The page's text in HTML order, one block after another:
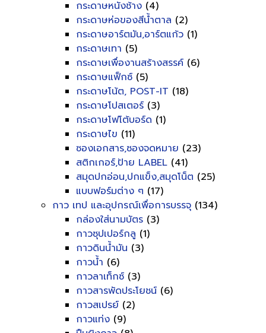
กระดาษหนังช้าง (4)
กระดาษห่อของสีน้ำตาล (2)
กระดาษอาร์ตมัน,อาร์ตแก้ว (1)
กระดาษเทา (5)
กระดาษเพื่องานสร้างสรรค์ (6)
กระดาษแฟ็กซ์ (5)
กระดาษโน้ต, POST-IT (18)
กระดาษโปสเตอร์ (3)
กระดาษโฟโต้บอร์ด (1)
กระดาษไข (11)
ซองเอกสาร,ซองจดหมาย (23)
สติกเกอร์,ป้าย LABEL (41)
สมุดปกอ่อน,ปกแข็ง,สมุดโน็ต (25)
แบบฟอร์มต่าง ๆ (17)
กาว เทป และอุปกรณ์เพื่อการบรรจุ (134)
กล่องใส่นามบัตร (3)
กาวซุปเปอร์กลู (1)
กาวดินน้ำมัน (3)
กาวน้ำ (6)
กาวลาเท็กซ์ (3)
กาวสารพัดประโยชน์ (6)
กาวสเปรย์ (2)
กาวแท่ง (9)